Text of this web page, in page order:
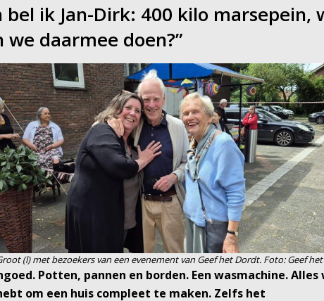
bel ik Jan-Dirk: 400 kilo marsepein,
we daarmee doen?”
(l) met bezoekers van een evenement van Geef het Dordt. Foto: Geef
Potten, pannen en borden. Een wasmachine.
om een huis compleet te maken. Zelfs het